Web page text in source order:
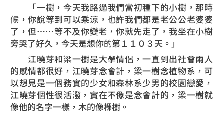
「一樹，今天我路過我們當初種下的小樹，那時
候，你說等到可以乘涼，也許我們都是老公公老婆婆
了，但……等不及你變老，你就先走了，我坐在小樹
旁哭了好久，今天是想你的第１１０３天。」
江曉芽和梁一樹是大學情侶，一直到出社會兩人
的感情都很好，江曉芽念會計，梁一樹念植物系，可
以想見是一個務實的少女和森林系少男的校園戀愛，
江曉芽個性很活潑，實在不像是念會計的，梁一樹就
像他的名字一樣，木的像棵樹。